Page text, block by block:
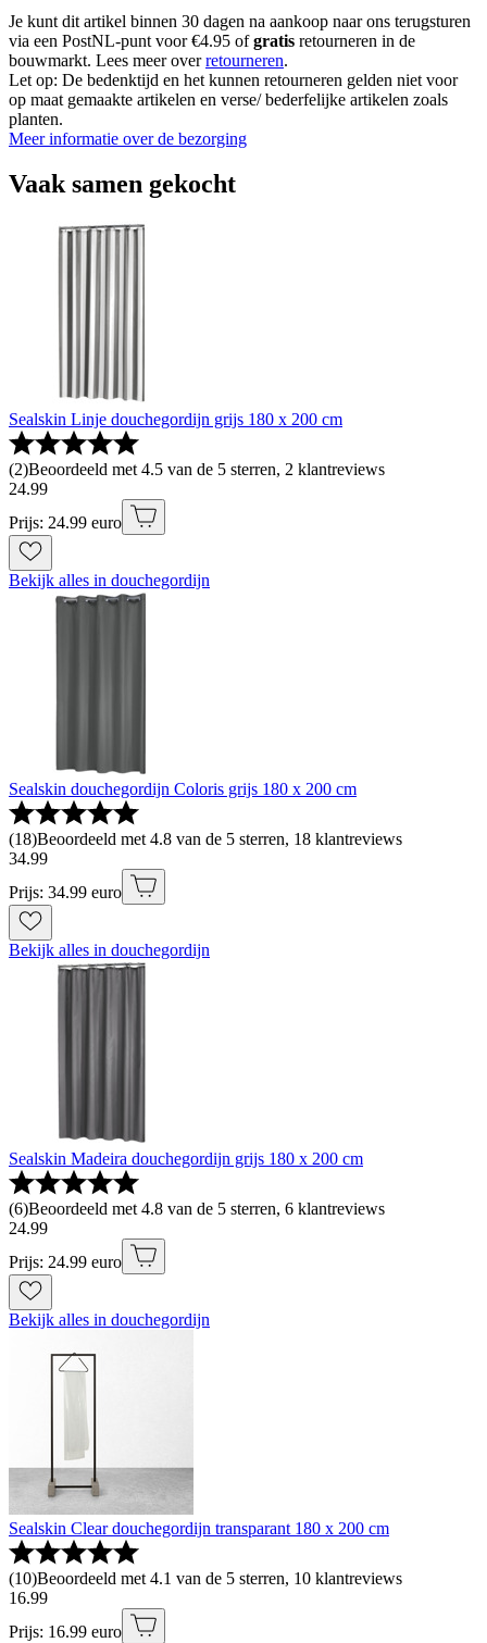
Je kunt dit artikel binnen 30 dagen na aankoop naar ons terugsturen
via een PostNL-punt voor €4.95 ofgratis retourneren in de
bouwmarkt. Lees meer overretourneren.
Let op: De bedenktijd en het kunnen retourneren gelden niet voor
op maat gemaakte artikelen en verse/ bederfelijke artikelen zoals
planten.
Meer informatie over de bezorging
Vaak samen gekocht
Sealskin Linje douchegordijn grijs 180 x 200 cm
(2)Beoordeeld met 4.5 van de 5 sterren, 2 klantreviews
24.99
Prijs: 24.99 euro
Bekijk alles in douchegordijn
Sealskin douchegordijn Coloris grijs 180 x 200 cm
(18)Beoordeeld met 4.8 van de 5 sterren, 18 klantreviews
34.99
Prijs: 34.99 euro
Bekijk alles in douchegordijn
Sealskin Madeira douchegordijn grijs 180 x 200 cm
(6)Beoordeeld met 4.8 van de 5 sterren, 6 klantreviews
24.99
Prijs: 24.99 euro
Bekijk alles in douchegordijn
Sealskin Clear douchegordijn transparant 180 x 200 cm
(10)Beoordeeld met 4.1 van de 5 sterren, 10 klantreviews
16.99
Prijs: 16.99 euro